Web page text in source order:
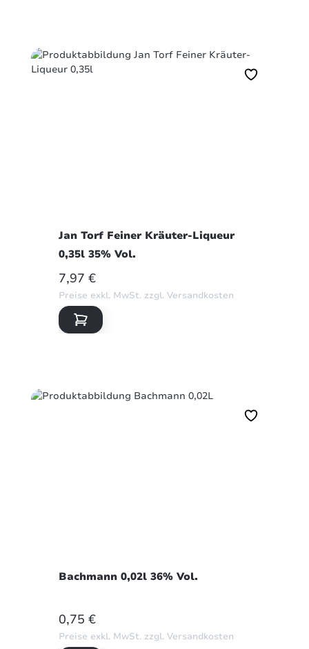
Jan Torf Feiner Kräuter-Liqueur
0,35l 35% Vol.
REGULÄRER PREIS:
7,97 €
Preise exkl. MwSt. zzgl. Versandkosten
Bachmann 0,02l 36% Vol.
REGULÄRER PREIS:
0,75 €
Preise exkl. MwSt. zzgl. Versandkosten